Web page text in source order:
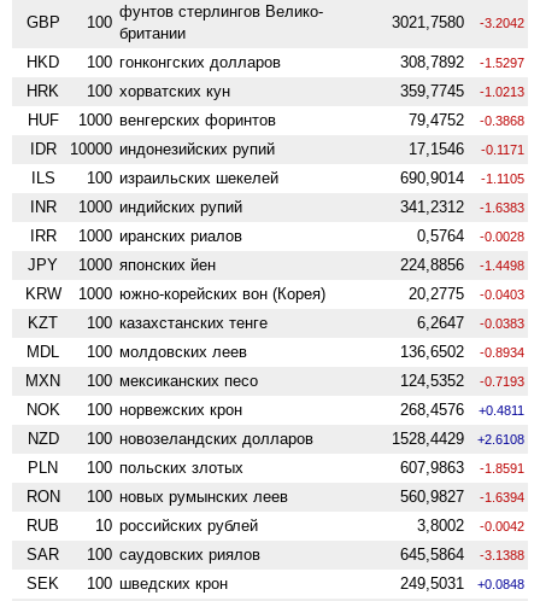
GBP 100
фунтов стерлингов Велико­
британии
3021,7580 -3.2042
HKD 100 гонконгских долларов 308,7892 -1.5297
HRK 100 хорватских кун 359,7745 -1.0213
HUF 1000 венгерских форинтов 79,4752 -0.3868
IDR 10000 индонезийских рупий 17,1546 -0.1171
ILS 100 израильских шекелей 690,9014 -1.1105
INR 1000 индийских рупий 341,2312 -1.6383
IRR 1000 иранских риалов 0,5764 -0.0028
JPY 1000 японских йен 224,8856 -1.4498
KRW 1000 южно-корейских вон (Корея) 20,2775 -0.0403
KZT 100 казахстанских тенге 6,2647 -0.0383
MDL 100 молдовских леев 136,6502 -0.8934
MXN 100 мексиканских песо 124,5352 -0.7193
NOK 100 норвежских крон 268,4576 +0.4811
NZD 100 ново­зеландских долларов 1528,4429 +2.6108
PLN 100 польских злотых 607,9863 -1.8591
RON 100 новых румынских леев 560,9827 -1.6394
RUB 10 российских рублей 3,8002 -0.0042
SAR 100 саудовских риялов 645,5864 -3.1388
SEK 100 шведских крон 249,5031 +0.0848